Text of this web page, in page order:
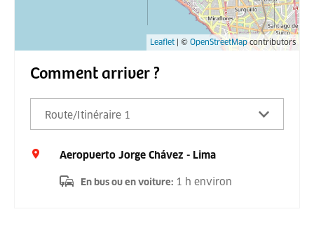
Leaflet | © OpenStreetMapcontributors
Comment arriver ?
Route/Itinéraire 1
Aeropuerto Jorge Chávez - Lima
En bus ou en voiture: 1 h environ